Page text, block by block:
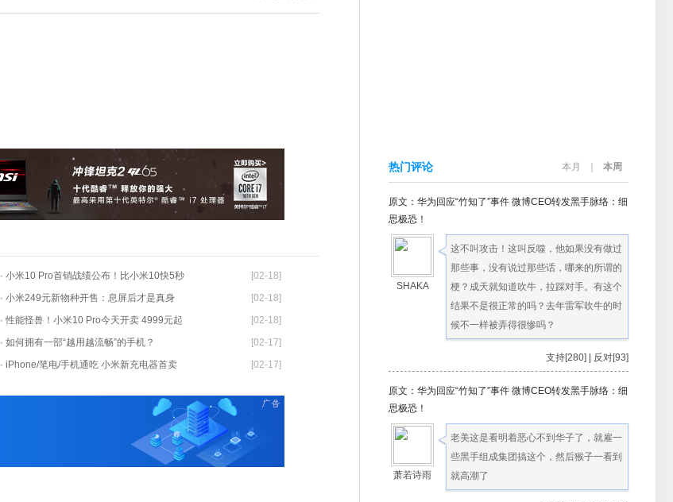
· 小米10 Pro首销战绩公布！比小米10快5秒
[02-18]
· 小米249元新物种开售：息屏后才是真身
[02-18]
· 性能怪兽！小米10 Pro今天开卖 4999元起
[02-18]
· 如何拥有一部“越用越流畅”的手机？
[02-17]
· iPhone/笔电/手机通吃 小米新充电器首卖 [02-17]
热门评论 本月 本周
原文：华为回应“竹知了”事件 微博CEO转发黑手脉络：细
思极恐！
SHAKA
这不叫攻击！这叫反噬，他如果没有做过
那些事，没有说过那些话，哪来的所谓的
梗？成天就知道吹牛，拉踩对手。有这个
结果不是很正常的吗？去年雷军吹牛的时
候不一样被弄得很惨吗？
支持[280] 反对[93]
原文：华为回应“竹知了”事件 微博CEO转发黑手脉络：细
思极恐！
萧若诗雨
老美这是看明着恶心不到华子了，就雇一
些黑手组成集团搞这个，然后猴子一看到
就高潮了